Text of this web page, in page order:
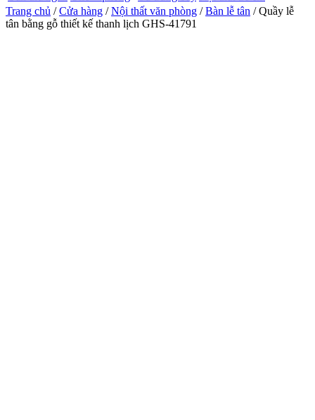
Trang chủ /Cửa hàng /Nội thất văn phòng /Bàn lễ tân / Quầy lễ
tân bằng gỗ thiết kế thanh lịch GHS-41791